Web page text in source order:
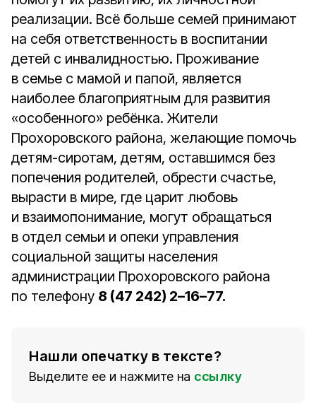
реализации. Всё больше семей принимают
на себя ответственность в воспитании
детей с инвалидностью. Проживание
в семье с мамой и папой, является
наиболее благоприятным для развития
«особенного» ребёнка. Жители
Прохоровского района, желающие помочь
детям-сиротам, детям, оставшимся без
попечения родителей, обрести счастье,
вырасти в мире, где царит любовь
и взаимопонимание, могут обращаться
в отдел семьи и опеки управления
социальной защиты населения
администрации Прохоровского района
по телефону 8 (47 242) 2–16–77.
Нашли опечатку в тексте?
Выделите ее и нажмите на ссылку